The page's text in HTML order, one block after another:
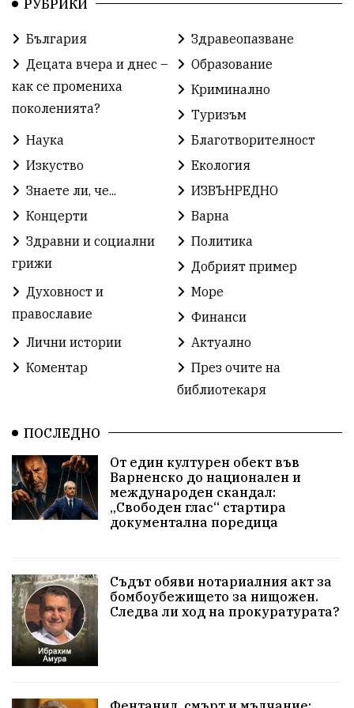
Финанси
Театър Спорт за деца История
Градски транспорт
Безплатни прегледи Волейбол Карин дом
Зелена Енергия Ден на детето
Книги Ветрогенератори Девня
Ден на народните будители Изложба
Детски градини Богоявление
Разрушеното бомбоубежище
Избори 2026 Дарения
Концерт
едрогабаритни отпадъци
Културни и спортни събития Аспарухово
Безводие пожари Тенис Вълчи дол
Училища Лична инициатива Величие
Приют за кучета Култура и образование
Музика Камчия
РУБРИКИ
България
Здравеопазване
Децата вчера и днес –
как се промениха
поколенията?
Образование
Криминално
Туризъм
Наука
Благотворителност
Изкуство
Екология
Знаете ли, че...
ИЗВЪНРЕДНО
Концерти
Варна
Здравни и социални
грижи
Политика
Добрият пример
Духовност и
православие
Море
Финанси
Лични истории
Актуално
Коментар
През очите на
библиотекаря
ПОСЛЕДНО
От един културен обект във
Варненско до национален и
международен скандал:
„Свободен глас“ стартира
документална поредица
Съдът обяви нотариалния акт за
бомбоубежището за нищожен.
Следва ли ход на прокуратурата?